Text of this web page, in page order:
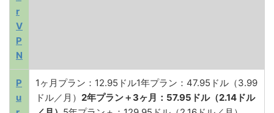
r
V
P
N
P
u
1ヶ月プラン：12.95ドル1年プラン：47.95ドル（3.99
ドル／月） 2年プラン＋3ヶ月：57.95ドル（2.14ドル